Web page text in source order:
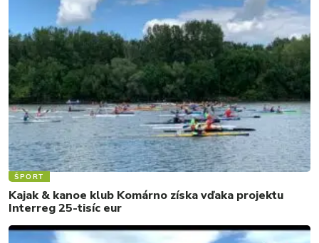
ŠPORT
Kajak & kanoe klub Komárno získa vďaka projektu
Interreg 25-tisíc eur